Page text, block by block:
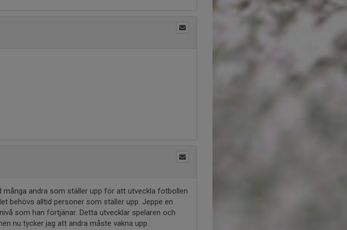
andra som ställer upp för att utveckla fotbollen
behövs alltid personer som ställer upp. Jeppe en
som han förtjänar. Detta utvecklar spelaren och
nu tycker jag att andra måste vakna upp.